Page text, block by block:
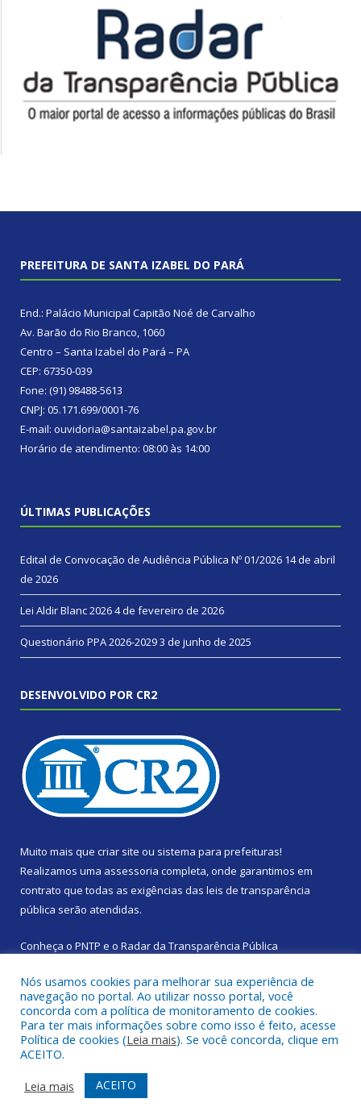
PREFEITURA DE SANTA IZABEL DO PARÁ
End.: Palácio Municipal Capitão Noé de Carvalho
Av. Barão do Rio Branco, 1060
Centro – Santa Izabel do Pará – PA
CEP: 67350-039
Fone: (91) 98488-5613
CNPJ: 05.171.699/0001-76
E-mail: ouvidoria@santaizabel.pa.gov.br
Horário de atendimento: 08:00 às 14:00
ÚLTIMAS PUBLICAÇÕES
Edital de Convocação de Audiência Pública Nº 01/2026 14 de abril
de 2026
Lei Aldir Blanc 20264 de fevereiro de 2026
Questionário PPA 2026-20293 de junho de 2025
DESENVOLVIDO POR CR2
Muito mais que criar site ou sistema para prefeituras!
Realizamos uma assessoria completa, onde garantimos em
contrato que todas as exigências das leis de transparência
pública serão atendidas.
Conheça o PNTP e o Radar da Transparência Pública
Todos os direitos reservados a Prefeitura Municipal de Santa
Izabel do Pará.
Mapa do Site
Acessar Área Administrativa
Acessar Webmail
Nós usamos cookies para melhorar sua experiência de
navegação no portal. Ao utilizar nosso portal, você
concorda com a política de monitoramento de cookies.
Para ter mais informações sobre como isso é feito, acesse
Política de cookies (Leia mais). Se você concorda, clique em
ACEITO.
Leia mais
ACEITO